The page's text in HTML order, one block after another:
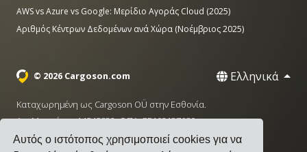
Αυτός ο ιστότοπος χρησιμοποιεί cookies για να
AWS vs Azure vs Google: Μερίδιο Αγοράς Cloud (2025)
Αριθμός Κέντρων Δεδομένων ανά Χώρα (Νοέμβριος 2025)
© 2026 Cargoson.com Ελληνικά
Καταχωρημένη ως Cargoson OÜ στην Εσθονία.
Αρ. Μητρώου: 14545832. ΦΠΑ: EE102137680.
Έδρα: Pärnu mnt. 141, 11314 Ταλίν, Εσθονία